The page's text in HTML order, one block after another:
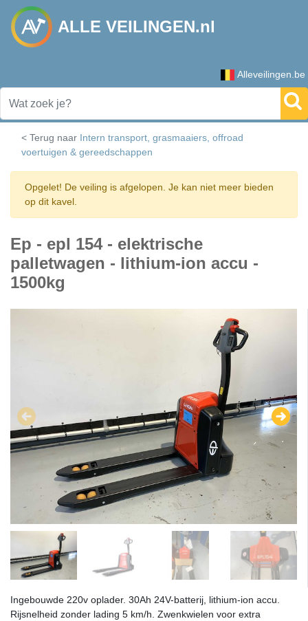
ALLE VEILINGEN.nl
Alleveilingen.be
< Terug naar Intern transport, grasmaaiers, offroad
voertuigen & gereedschappen
Opgelet! De veiling is afgelopen. Je kan niet meer bieden
op dit kavel.
Ep - epl 154 - elektrische
palletwagen - lithium-ion accu -
1500kg
Ingebouwde 220v oplader. 30Ah 24V-batterij, lithium-ion accu.
Rijsnelheid zonder lading 5 km/h. Zwenkwielen voor extra